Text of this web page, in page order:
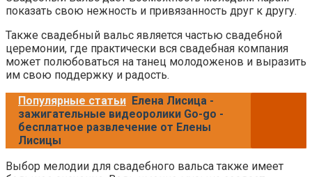
показать свою нежность и привязанность друг к другу.
Также свадебный вальс является частью свадебной
церемонии, где практически вся свадебная компания
может полюбоваться на танец молодоженов и выразить
им свою поддержку и радость.
Популярные статьи Елена Лисица -
зажигательные видеоролики Go-go -
бесплатное развлечение от Елены
Лисицы
Выбор мелодии для свадебного вальса также имеет